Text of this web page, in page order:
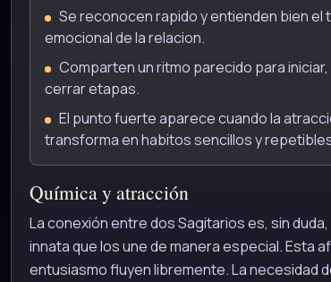
Se reconocen rapido y entienden bien el
emocional de la relacion.
Comparten un ritmo parecido para
cerrar etapas.
El punto fuerte aparece cuando la
transforma en habitos sencillos y
Química y atracción
La conexión entre dos Sagitarios es, sin
innata que los une de manera especial. Esta
entusiasmo fluyen libremente. La necesidad